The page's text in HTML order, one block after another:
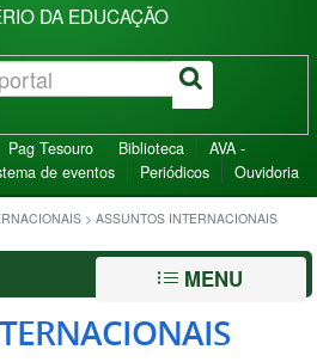
DA EDUCAÇÃO
Pag Tesouro Biblioteca
AVA -
de eventos Periódicos Ouvidoria
> ASSUNTOS INTERNACIONAIS
MENU